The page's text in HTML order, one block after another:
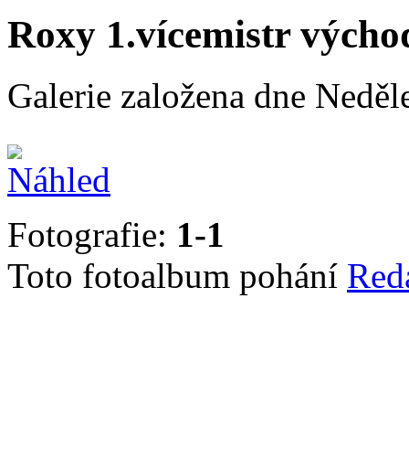
Roxy 1.vícemistr
Galerie založena dne
Fotografie: 1-1
Toto fotoalbum pohání